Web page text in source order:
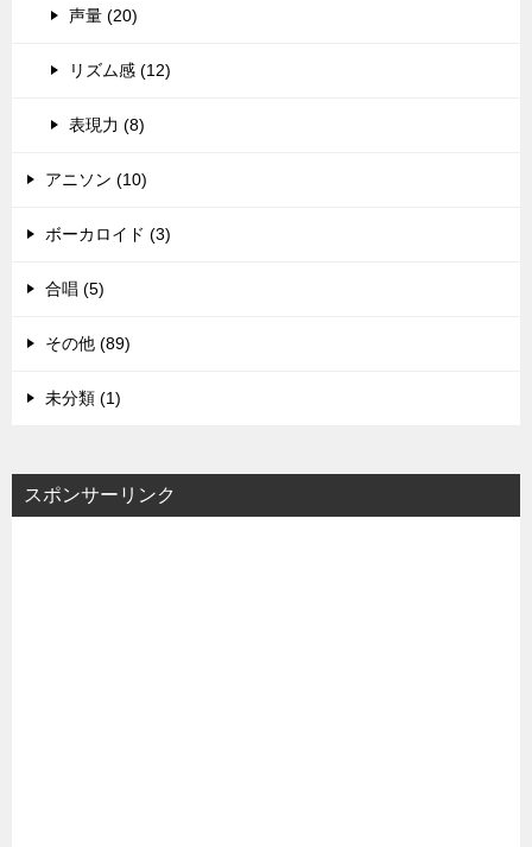
声量 (20)
リズム感 (12)
表現力 (8)
アニソン (10)
ボーカロイド (3)
合唱 (5)
その他 (89)
未分類 (1)
スポンサーリンク